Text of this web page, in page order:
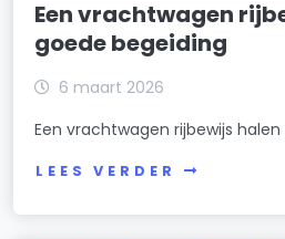
Een vrachtwagen
goede begeiding
6 maart 2026
Een vrachtwagen rijbewijs
LEES VERDER